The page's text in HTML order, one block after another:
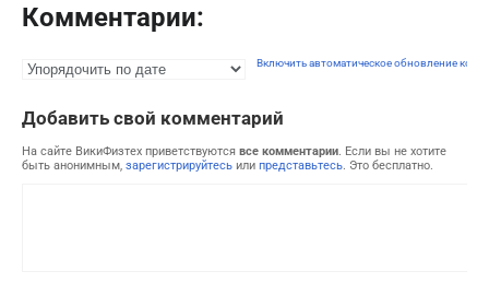
Комментарии:
Включить автоматическое обновление
Добавить свой комментарий
На сайте ВикиФизтех приветствуются все комментарии . Если вы не хотите
быть анонимным, зарегистрируйтесь или представьтесь . Это бесплатно.